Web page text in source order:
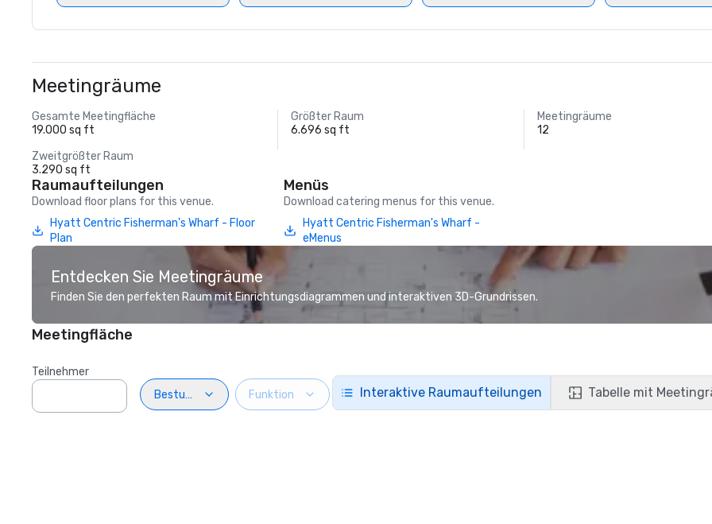
Meetingräume
Gesamte Meetingfläche
19.000 sq ft
Größter Raum
6.696 sq ft
Meetingräume
12
Zweitgrößter Raum
3.290 sq ft
Raumaufteilungen
Download floor plans for this venue.
Hyatt Centric Fisherman's Wharf - Floor
Plan
Menüs
Download catering menus for this venue.
Hyatt Centric Fisherman's Wharf -
eMenus
Entdecken Sie Meetingräume
Finden Sie den perfekten Raum mit Einrichtungsdiagrammen und interaktiven 3D-Grundrissen.
Meetingfläche
Teilnehmer
Bestuhlung
Funktion Interaktive Raumaufteilungen Tabelle mit